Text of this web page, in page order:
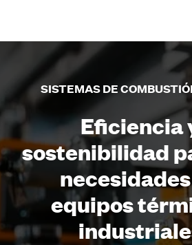
SISTEMAS DE
Eficiencia
sostenibilidad
equipos